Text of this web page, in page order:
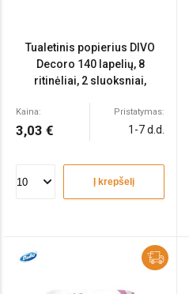
Tualetinis popierius DIVO
Decoro 140 lapelių, 8
ritinėliai, 2 sluoksniai,
Kaina:
3,03 €
Pristatymas:
1-7 d.d.
Į krepšelį